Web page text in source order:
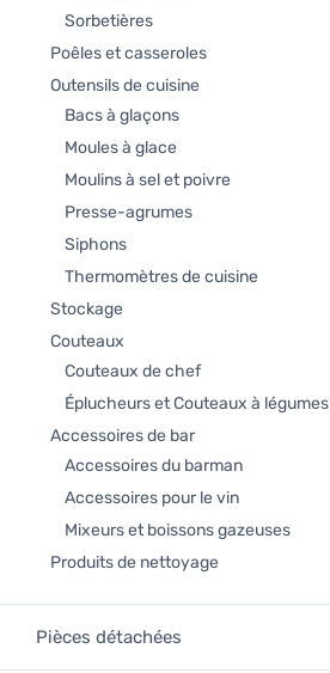
Sorbetières
Poêles et casseroles
Outensils de cuisine
Bacs à glaçons
Moules à glace
Moulins à sel et poivre
Presse-agrumes
Siphons
Thermomètres de cuisine
Stockage
Couteaux
Couteaux de chef
Éplucheurs et Couteaux à légumes
Accessoires de bar
Accessoires du barman
Accessoires pour le vin
Mixeurs et boissons gazeuses
Produits de nettoyage
Pièces détachées